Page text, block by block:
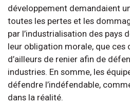
développement demandaient
toutes les pertes et les
par l’industrialisation des pays
leur obligation morale, que ces
d’ailleurs de renier afin de
industries. En somme, les
défendre l’indéfendable,
dans la réalité.